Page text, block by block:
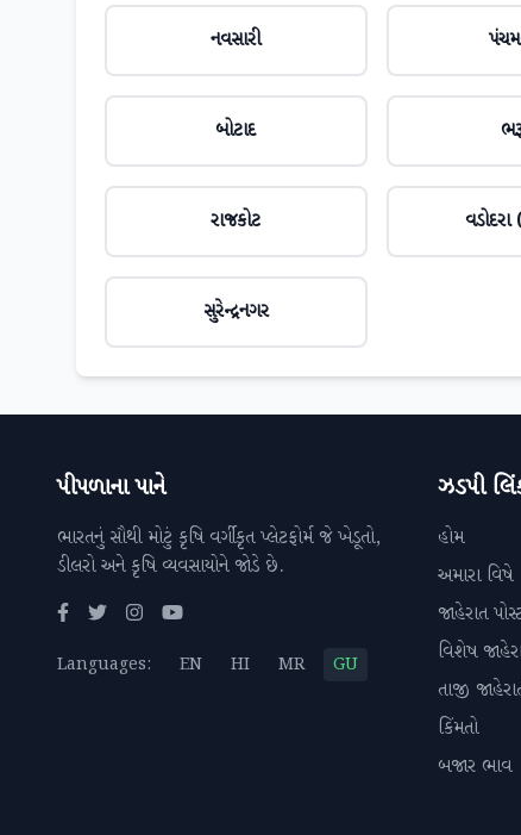
નવસારી
બોટાદ
રાજકોટ વડોદરા
સુરેન્દ્રનગર
પીપળાના પાને
ભારતનું સૌથી મોટું કૃષિ વર્ગીકૃત પ્લેટફોર્મ જે ખેડૂતો,
ડીલરો અને કૃષિ વ્યવસાયોને જોડે છે.
Languages: EN HI MR GU
ઝડપી
હોમ
અમારા વિષે
જાહેરાત
વિશેષ
તાજી
કિંમતો
બજાર ભાવ